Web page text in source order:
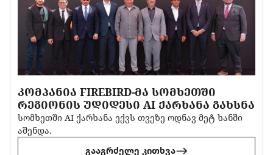
ᲙᲝᲛᲞᲐᲜᲘᲐ FIREBIRD-ᲛᲐ ᲡᲝᲛᲮᲔᲗᲨᲘ
ᲠᲔᲒᲘᲝᲜᲘᲡ ᲣᲓᲘᲓᲔᲡᲘ AI ᲥᲐᲠᲮᲐᲜᲐ ᲒᲐᲮᲡᲜᲐ
სომხეთში AI ქარხანა ექვს თვეზე ოდნავ მეტ ხანში
აშენდა.
გააგრძელე კითხვა